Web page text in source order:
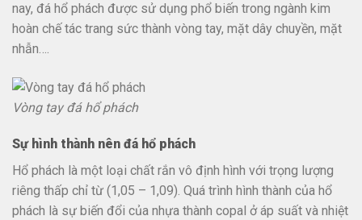
nay, đá hổ phách được sử dụng phổ biến trong ngành kim
hoàn chế tác trang sức thành vòng tay, mặt dây chuyền, mặt
nhẫn….
Vòng tay đá hổ phách
Sự hình thành nên đá hổ phách
Hổ phách là một loại chất rắn vô định hình với trọng lượng
riêng thấp chỉ từ (1,05 – 1,09). Quá trình hình thành của hổ
phách là sự biến đổi của nhựa thành copal ở áp suất và nhiệt